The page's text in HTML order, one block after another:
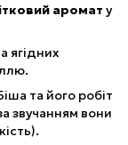
аромат у
ягідних
та його робіт
звучанням вони